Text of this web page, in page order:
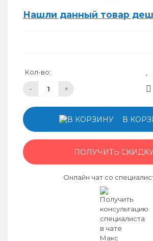
Нашли данный товар
Кол-во:
- +
В
ПОЛУЧИТЬ СКИДКУ
Онлайн чат со